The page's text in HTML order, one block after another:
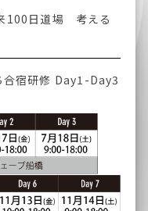
100日道場 考える
合宿研修 Day1-Day3